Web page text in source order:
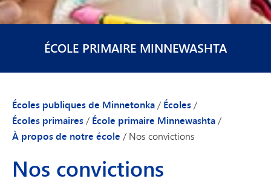
ÉCOLE PRIMAIRE MINNEWASHTA
Écoles publiques de Minnetonka/ Écoles/
Écoles primaires/ École primaire Minnewashta/
À propos de notre école / Nos convictions
Nos convictions